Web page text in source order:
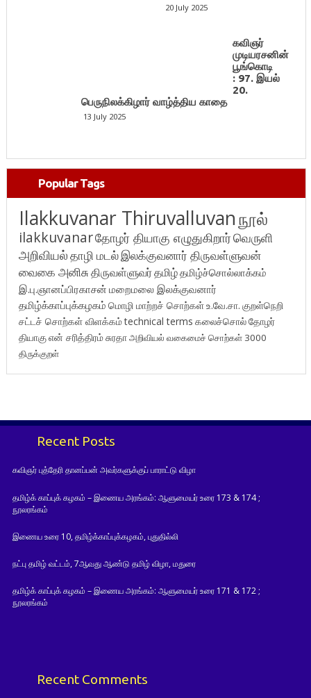
20 July 2025
கவிஞர்
முடியரசனின்
பூங்கொடி
: 97. இயல்
20.
பெருநிலக்கிழார் வாழ்த்திய காதை
13 July 2025
Popular Tags
Ilakkuvanar Thiruvalluvanநூல்
ilakkuvanarதோழர் தியாகு எழுதுகிறார்வெருளி
அறிவியல்தாழி மடல்இலக்குவனார் திருவள்ளுவன்
வைகை அனிசுதிருவள்ளுவர்தமிழ்தமிழ்ச்சொல்லாக்கம்
இ.பு.ஞானப்பிரகாசன் மறைமலை இலக்குவனார்
தமிழ்க்காப்புக்கழகம் மொழி மாற்றச் சொற்கள்உ.வே.சா. குறள்நெறி
சட்டச் சொற்கள் விளக்கம்technical terms கலைச்சொல்தோழர்
தியாகுஎன் சரித்திரம்சுரதாஅறிவியல் வகைமைச் சொற்கள் 3000
திருக்குறள்
Recent Posts
கவிஞர் புத்தேரி தானப்பன் அவர்களுக்குப் பாராட்டு விழா
தமிழ்க் காப்புக் கழகம் – இணைய அரங்கம்: ஆளுமையர் உரை 173 & 174 ;
நூலரங்கம்
இணைய உரை 10, தமிழ்க்காப்புக்கழகம், புதுதில்லி
நட்பு தமிழ் வட்டம், 7ஆவது ஆண்டு தமிழ் விழா, மதுரை
தமிழ்க் காப்புக் கழகம் – இணைய அரங்கம்: ஆளுமையர் உரை 171 & 172 ;
நூலரங்கம்
Recent Comments